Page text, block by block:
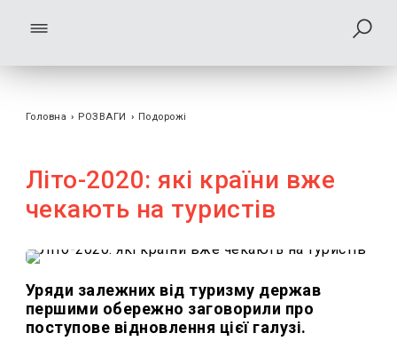
Головна › РОЗВАГИ › Подорожі
Літо-2020: які країни вже
чекають на туристів
Уряди залежних від туризму держав
першими обережно заговорили про
поступове відновлення цієї галузі.